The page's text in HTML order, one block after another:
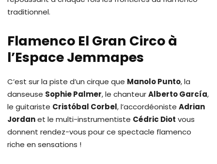
traditionnel.
Flamenco El Gran Circo à
l’Espace Jemmapes
C’est sur la piste d’un cirque que Manolo Punto, la
danseuse Sophie Palmer, le chanteurAlberto García,
le guitariste Cristóbal Corbel, l’accordéoniste Adrian
Jordanet le multi-instrumentiste Cédric Diot vous
donnent rendez-vous pour ce spectacle flamenco
riche en sensations !